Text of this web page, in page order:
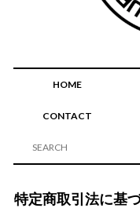
HOME
CONTACT
特定商取引法に基